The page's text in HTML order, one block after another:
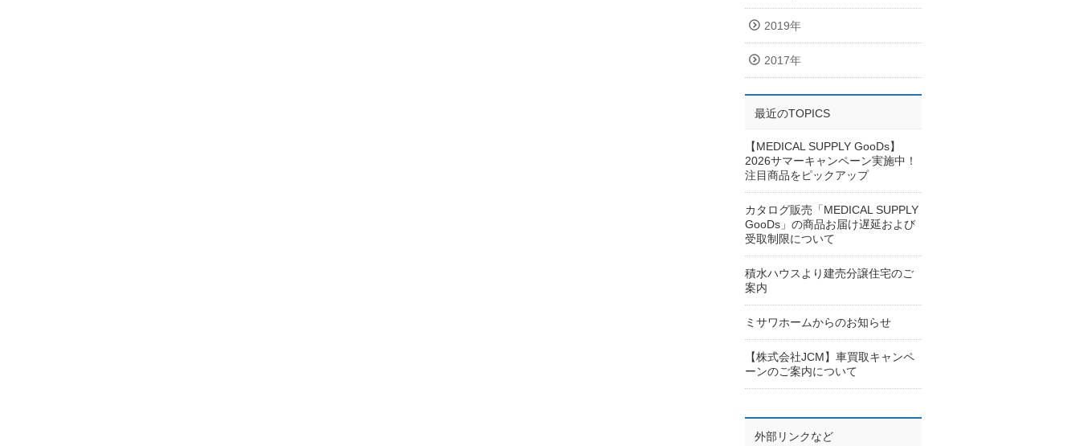
2019年
2017年
最近のTOPICS
【MEDICAL SUPPLY GooDs】
2026サマーキャンペーン実施中！
注目商品をピックアップ
カタログ販売「MEDICAL SUPPLY
GooDs」の商品お届け遅延および
受取制限について
積水ハウスより建売分譲住宅のご
案内
ミサワホームからのお知らせ
【株式会社JCM】車買取キャンペ
ーンのご案内について
外部リンクなど